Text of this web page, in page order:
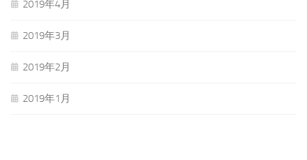
2019年4月
2019年3月
2019年2月
2019年1月